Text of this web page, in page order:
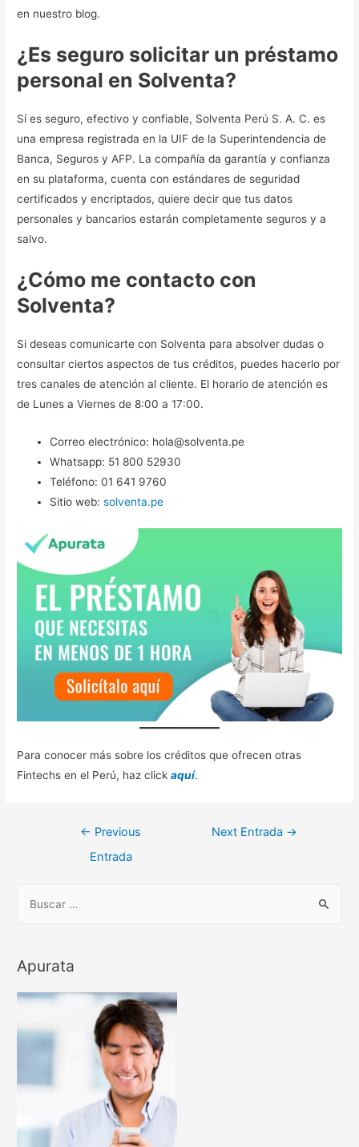
en nuestro blog.
¿Es seguro solicitar un préstamo
personal en Solventa?
Sí es seguro, efectivo y confiable, Solventa Perú S. A. C. es
una empresa registrada en la UIF de la Superintendencia de
Banca, Seguros y AFP. La compañía da garantía y confianza
en su plataforma, cuenta con estándares de seguridad
certificados y encriptados, quiere decir que tus datos
personales y bancarios estarán completamente seguros y a
salvo.
¿Cómo me contacto con
Solventa?
Si deseas comunicarte con Solventa para absolver dudas o
consultar ciertos aspectos de tus créditos, puedes hacerlo por
tres canales de atención al cliente. El horario de atención es
de Lunes a Viernes de 8:00 a 17:00.
Correo electrónico: hola@solventa.pe
Whatsapp: 51 800 52930
Teléfono: 01 641 9760
Sitio web:solventa.pe
Para conocer más sobre los créditos que ofrecen otras
Fintechs en el Perú, haz clickaquí.
Navegación
← Previous
Entrada
Next Entrada →
c
r
Apurata